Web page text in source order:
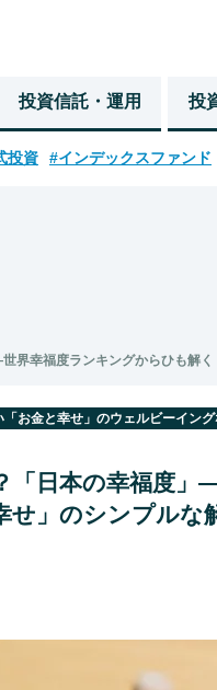
投資信託・運用 投
投資 #インデックスファンド
界幸福度ランキングからひも解
お金と幸せ」のウェルビーイン
「日本の幸福度」
せ」のシンプルな